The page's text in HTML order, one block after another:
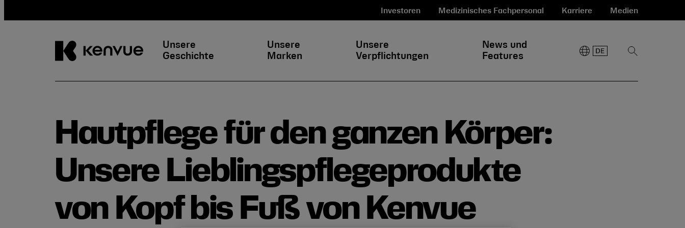
Investoren Medizinisches Fachpersonal Karriere Medien
Unsere
Geschichte
Unsere
Marken
Unsere
Verpflichtungen
News und
Features
Suche
Hautpflege für den ganzen Körper:
Unsere Lieblingspflegeprodukte
von Kopf bis Fuß von Kenvue